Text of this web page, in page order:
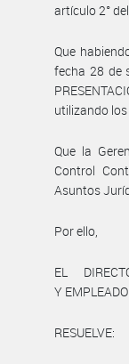
artículo 2°
Que
fecha 28 de
utilizando
Que la
Control
Asuntos
Por ello,
EL
Y
RESUELVE: